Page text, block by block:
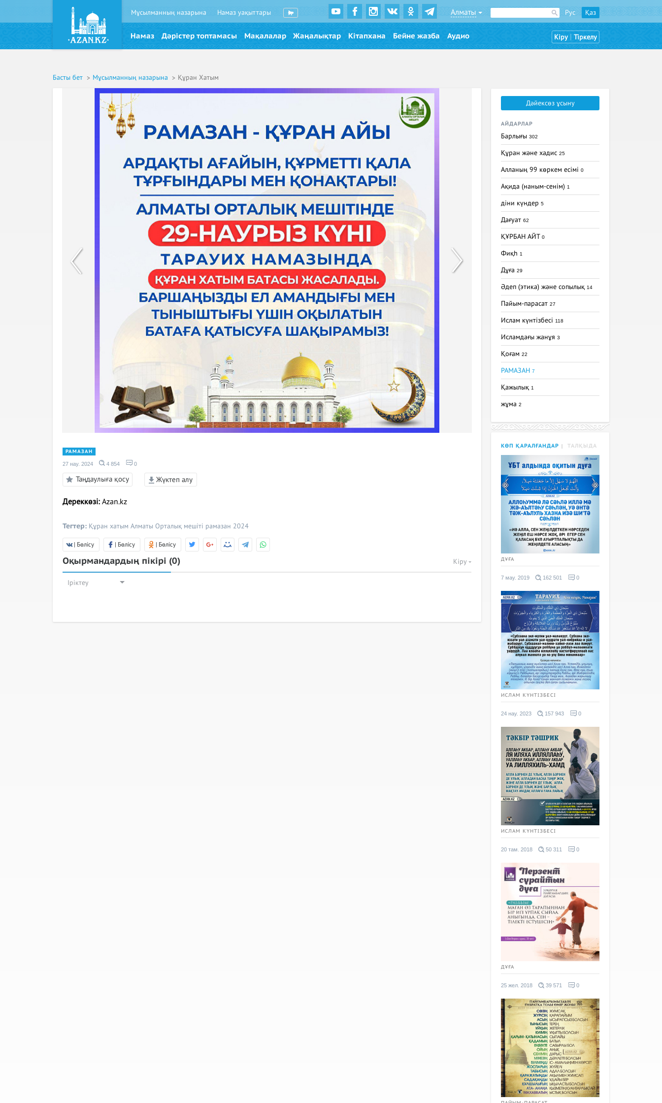
Мұсылманның назарына Намаз уақыттары Алматы Рус Қаз
Намаз Дәрістер топтамасы Мақалалар Жаңалықтар Кітапхана Бейне жазба Аудио Кіру | Тіркелу
Басты бет Мұсылманның назарына Құран Хатым
РАМАЗАН
27 нау. 2024 4 854 0
Таңдаулыға қосу Жүктеп алу
Дереккөзі: Azan.kz
Тегтер: Құран хатым Алматы Орталық мешіті рамазан 2024
| Бөлісу | Бөлісу | Бөлісу
Оқырмандардың пікірі (0) Кіру
Іріктеу
Дәйексөз ұсыну
АЙДАРЛАР
Барлығы 302
Құран және хадис 25
Алланың 99 көркем есімі 0
Ақида (наным-сенім) 1
діни күндер 5
Дағуат 62
ҚҰРБАН АЙТ 0
Фиқһ 1
Дұға 29
Әдеп (этика) және сопылық 14
Пайым-парасат 27
Ислам күнтізбесі 118
Исламдағы жанұя 3
Қоғам 22
РАМАЗАН 7
Қажылық 1
жұма 2
КӨП ҚАРАЛҒАНДАР ТАЛҚЫДА
ДҰҒА
7 мау. 2019 162 501 0
ИСЛАМ КҮНТІЗБЕСІ
24 нау. 2023 157 943 0
ИСЛАМ КҮНТІЗБЕСІ
20 там. 2018 50 311 0
ДҰҒА
25 жел. 2018 39 571 0